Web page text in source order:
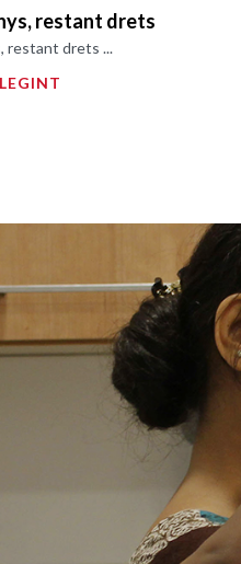
restant drets
restant drets ...